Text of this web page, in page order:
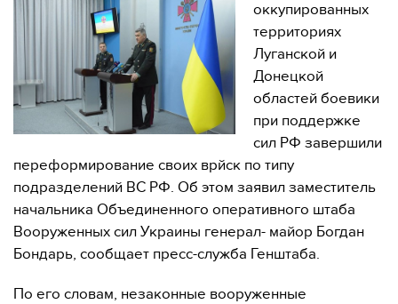
оккупированных
территориях
Луганской и
Донецкой
областей боевики
при поддержке
сил РФ завершили
переформирование своих врйск по типу
подразделений ВС РФ. Об этом заявил заместитель
начальника Объединенного оперативного штаба
Вооруженных сил Украины генерал- майор Богдан
Бондарь, сообщает пресс-служба Генштаба.
По его словам, незаконные вооруженные